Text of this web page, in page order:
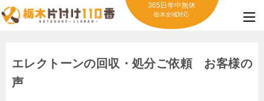
365日年中無休
栃木全域対応
エレクトーンの回収・処分ご依頼 お客様の
声